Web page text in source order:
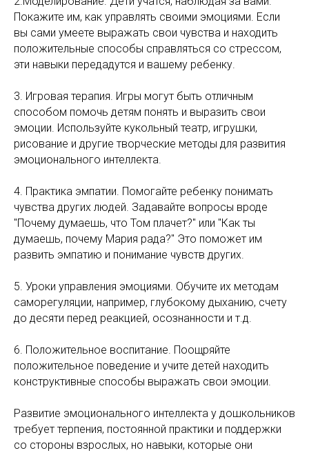
Покажите им, как управлять своими эмоциями. Если
вы сами умеете выражать свои чувства и находить
положительные способы справляться со стрессом,
эти навыки передадутся и вашему ребенку.
3. Игровая терапия. Игры могут быть отличным
способом помочь детям понять и выразить свои
эмоции. Используйте кукольный театр, игрушки,
рисование и другие творческие методы для развития
эмоционального интеллекта.
4. Практика эмпатии. Помогайте ребенку понимать
чувства других людей. Задавайте вопросы вроде
"Почему думаешь, что Том плачет?" или "Как ты
думаешь, почему Мария рада?" Это поможет им
развить эмпатию и понимание чувств других.
5. Уроки управления эмоциями. Обучите их методам
саморегуляции, например, глубокому дыханию, счету
до десяти перед реакцией, осознанности и т.д.
6. Положительное воспитание. Поощряйте
положительное поведение и учите детей находить
конструктивные способы выражать свои эмоции.
Развитие эмоционального интеллекта у дошкольников
требует терпения, постоянной практики и поддержки
со стороны взрослых, но навыки, которые они